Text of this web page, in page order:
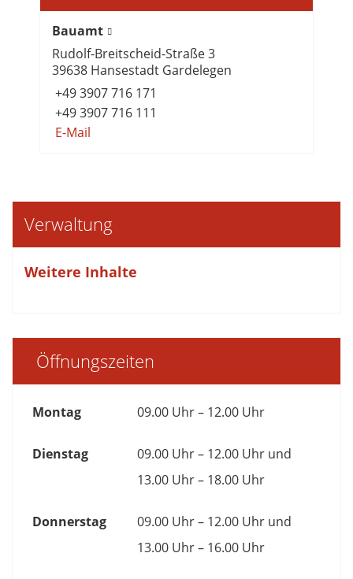
Bauamt
Rudolf-Breitscheid-Straße 3
39638 Hansestadt Gardelegen
+49 3907 716 171
+49 3907 716 111
E-Mail
Verwaltung
Weitere Inhalte
Öffnungszeiten
Montag 09.00 Uhr – 12.00 Uhr
Dienstag
09.00 Uhr – 12.00 Uhr und
13.00 Uhr – 18.00 Uhr
Donnerstag
09.00 Uhr – 12.00 Uhr und
13.00 Uhr – 16.00 Uhr